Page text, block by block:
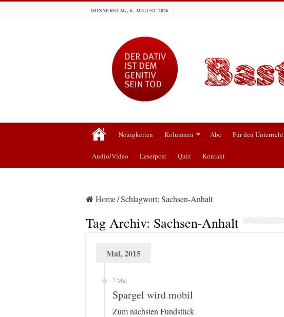
DONNERSTAG, 6. AUGUST 2026
Neuigkeiten Kolumnen Abc Für den Unterricht
Audio/Video Leserpost Quiz Kontakt
Home/Schlagwort: Sachsen-Anhalt
Tag Archiv: Sachsen-Anhalt
Mai, 2015
7 Mai
Spargel wird mobil
Zum nächsten Fundstück